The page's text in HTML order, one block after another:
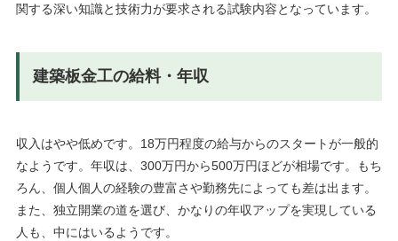
関する深い知識と技術力が要求される試験内容となっています。
建築板金工の給料・年収
収入はやや低めです。18万円程度の給与からのスタートが一般的
なようです。年収は、300万円から500万円ほどが相場です。もち
ろん、個人個人の経験の豊富さや勤務先によっても差は出ます。
また、独立開業の道を選び、かなりの年収アップを実現している
人も、中にはいるようです。